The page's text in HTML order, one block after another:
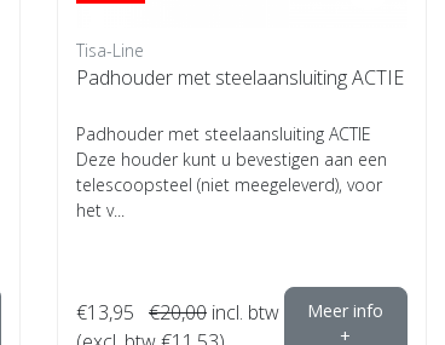
Tisa-Line
Padhouder met steelaansluiting ACTIE
Padhouder met steelaansluiting ACTIE
Deze houder kunt u bevestigen aan een
telescoopsteel (niet meegeleverd), voor
het v...
€13,95 €20,00 incl. btw
Meer info
+